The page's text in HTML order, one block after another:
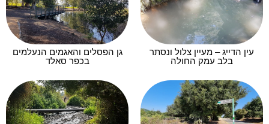
עין הדייג – מעיין צלול ונסתר
בלב עמק החולה
גן הפסלים והאגמים הנעלמים
בכפר סאלד